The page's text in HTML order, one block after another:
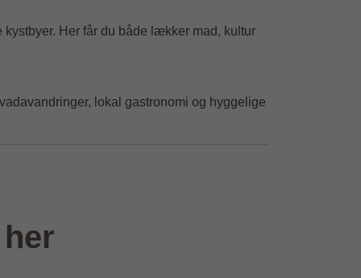
Her får du både lækker mad, kultur
lokal gastronomi og hyggelige